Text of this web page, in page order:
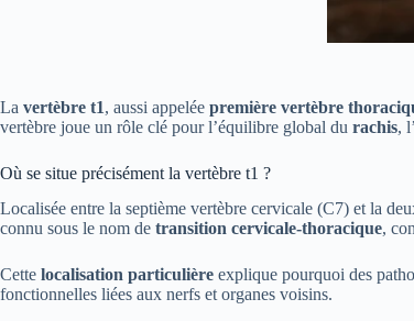
La vertèbre t1, aussi appelée première vertèbre
vertèbre joue un rôle clé pour l’équilibre global du rachis,
Où se situe précisément la vertèbre t1 ?
Localisée entre la septième vertèbre cervicale (C7) et la
connu sous le nom de transition cervicale-thoracique,
Cette localisation particulière explique pourquoi des
fonctionnelles liées aux nerfs et organes voisins.